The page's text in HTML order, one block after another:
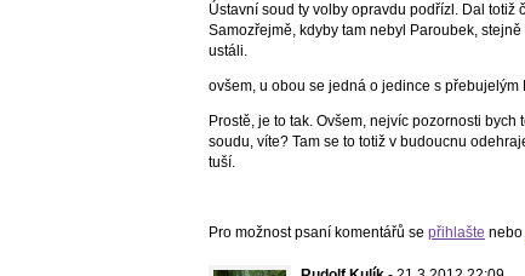
Ústavní soud ty volby opravdu podřízl. Dal
Samozřejmě, kdyby tam nebyl Paroubek,
ustáli.
ovšem, u obou se jedná o jedince s přebujelým
Prostě, je to tak. Ovšem, nejvíc pozornosti
soudu, víte? Tam se to totiž v budoucnu
tuší.
Pro možnost psaní komentářů se přihlašte nebo